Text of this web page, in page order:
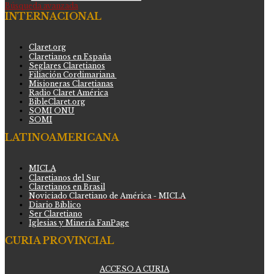
Búsqueda avanzada
INTERNACIONAL
Claret.org
Claretianos en España
Seglares Claretianos
Filiación Cordimariana
Misioneras Claretianas
Radio Claret América
BibleClaret.org
SOMI ONU
SOMI
LATINOAMERICANA
MICLA
Claretianos del Sur
Claretianos en Brasil
Noviciado Claretiano de América - MICLA
Diario Bíblico
Ser Claretiano
Iglesias y Minería FanPage
CURIA PROVINCIAL
ACCESO A CURIA